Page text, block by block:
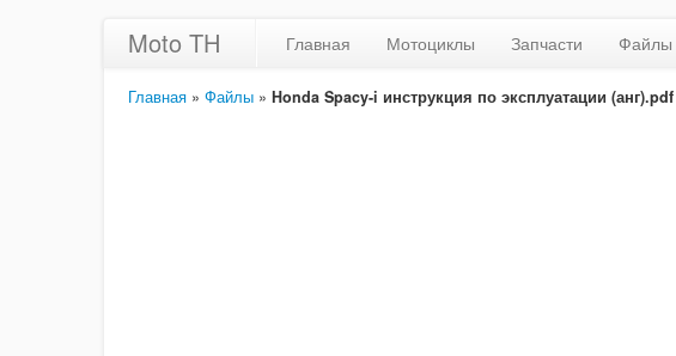
Moto TH Главная Мотоциклы Запчасти Файлы
Главная » Файлы » Honda Spacy-i инструкция по эксплуатации (анг).pdf